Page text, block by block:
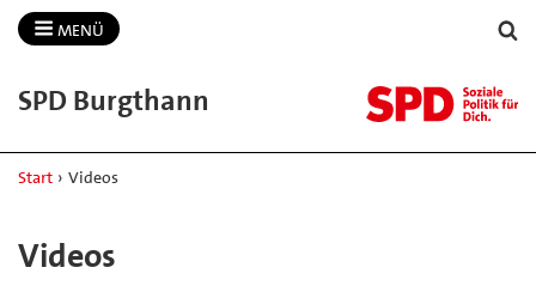
MENÜ
SPD Burgthann
Start › Videos
Videos